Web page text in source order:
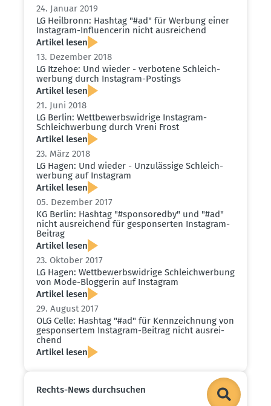
24. Januar 2019
LG Heilbronn: Hashtag "#ad" für Werbung einer
Instagram-Influ­en­cerin nicht ausrei­chend
Artikel lesen
13. Dezember 2018
LG Itzehoe: Und wieder - verbotene Schleich­
werbung durch Instagram-Postings
Artikel lesen
21. Juni 2018
LG Berlin: Wettbe­werbs­widrige Instagram-
Schleich­werbung durch Vreni Frost
Artikel lesen
23. März 2018
LG Hagen: Und wieder - Unzulässige Schleich­
werbung auf Instagram
Artikel lesen
05. Dezember 2017
KG Berlin: Hashtag "#sponso­redby" und "#ad"
nicht ausrei­chend für gespon­serten Instagram-
Beitrag
Artikel lesen
23. Oktober 2017
LG Hagen: Wettbe­werbs­widrige Schleich­werbung
von Mode-Bloggerin auf Instagram
Artikel lesen
29. August 2017
OLG Celle: Hashtag "#ad" für Kennzeichnung von
gespon­sertem Instagram-Beitrag nicht ausrei­
chend
Artikel lesen
Rechts-News durch­suchen